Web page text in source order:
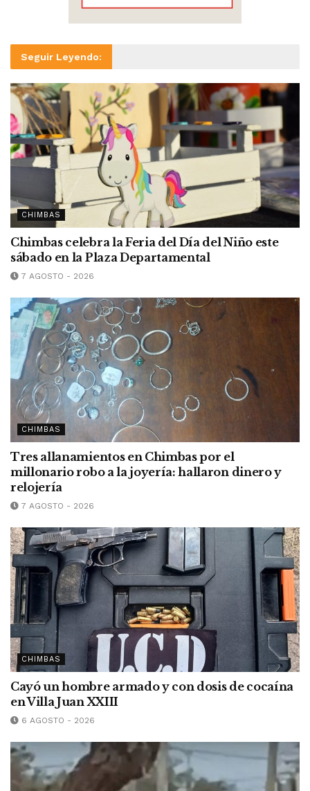
Seguir Leyendo:
CHIMBAS
Chimbas celebra la Feria del Día del Niño este
sábado en la Plaza Departamental
7 AGOSTO - 2026
CHIMBAS
Tres allanamientos en Chimbas por el
millonario robo a la joyería: hallaron dinero y
relojería
7 AGOSTO - 2026
CHIMBAS
Cayó un hombre armado y con dosis de cocaína
en Villa Juan XXIII
6 AGOSTO - 2026